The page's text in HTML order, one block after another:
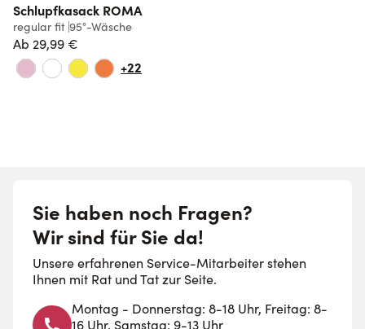
Schlupfkasack ROMA
regular fit 95°-Wäsche
Ab 29,99 €
+22
Sie haben noch Fragen?
Wir sind für Sie da!
Unsere erfahrenen Service-Mitarbeiter stehen
Ihnen mit Rat und Tat zur Seite.
Montag - Donnerstag: 8-18 Uhr, Freitag: 8-
16 Uhr, Samstag: 9-13 Uhr